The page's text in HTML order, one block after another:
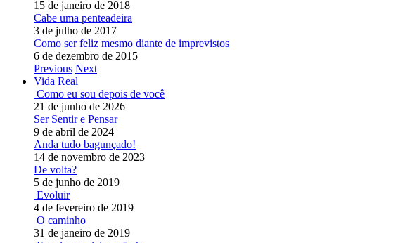
15 de janeiro de 2018
Cabe uma penteadeira
3 de julho de 2017
Como ser feliz mesmo diante de imprevistos
6 de dezembro de 2015
Previous Next
Vida Real
Como eu sou depois de você
21 de junho de 2026
Ser Sentir e Pensar
9 de abril de 2024
Anda tudo bagunçado!
14 de novembro de 2023
De volta?
5 de junho de 2019
Evoluir
4 de fevereiro de 2019
O caminho
31 de janeiro de 2019